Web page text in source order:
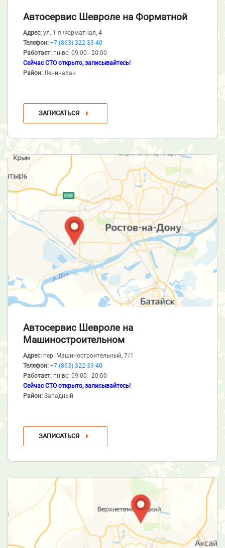
Автосервис Шевроле на Форматной
Адрес: ул. 1-я Форматная, 4
Телефон: +7 (863) 322-33-40
Работает: пн-вс: 09:00 - 20:00
Сейчас СТО открыто, записывайтесь!
Район: Ленинаван
ЗАПИСАТЬСЯ
Автосервис Шевроле на
Машиностроительном
Адрес: пер. Машиностроительный, 7/1
Телефон: +7 (863) 322-33-40
Работает: пн-вс: 09:00 - 20:00
Сейчас СТО открыто, записывайтесь!
Район: Западный
ЗАПИСАТЬСЯ